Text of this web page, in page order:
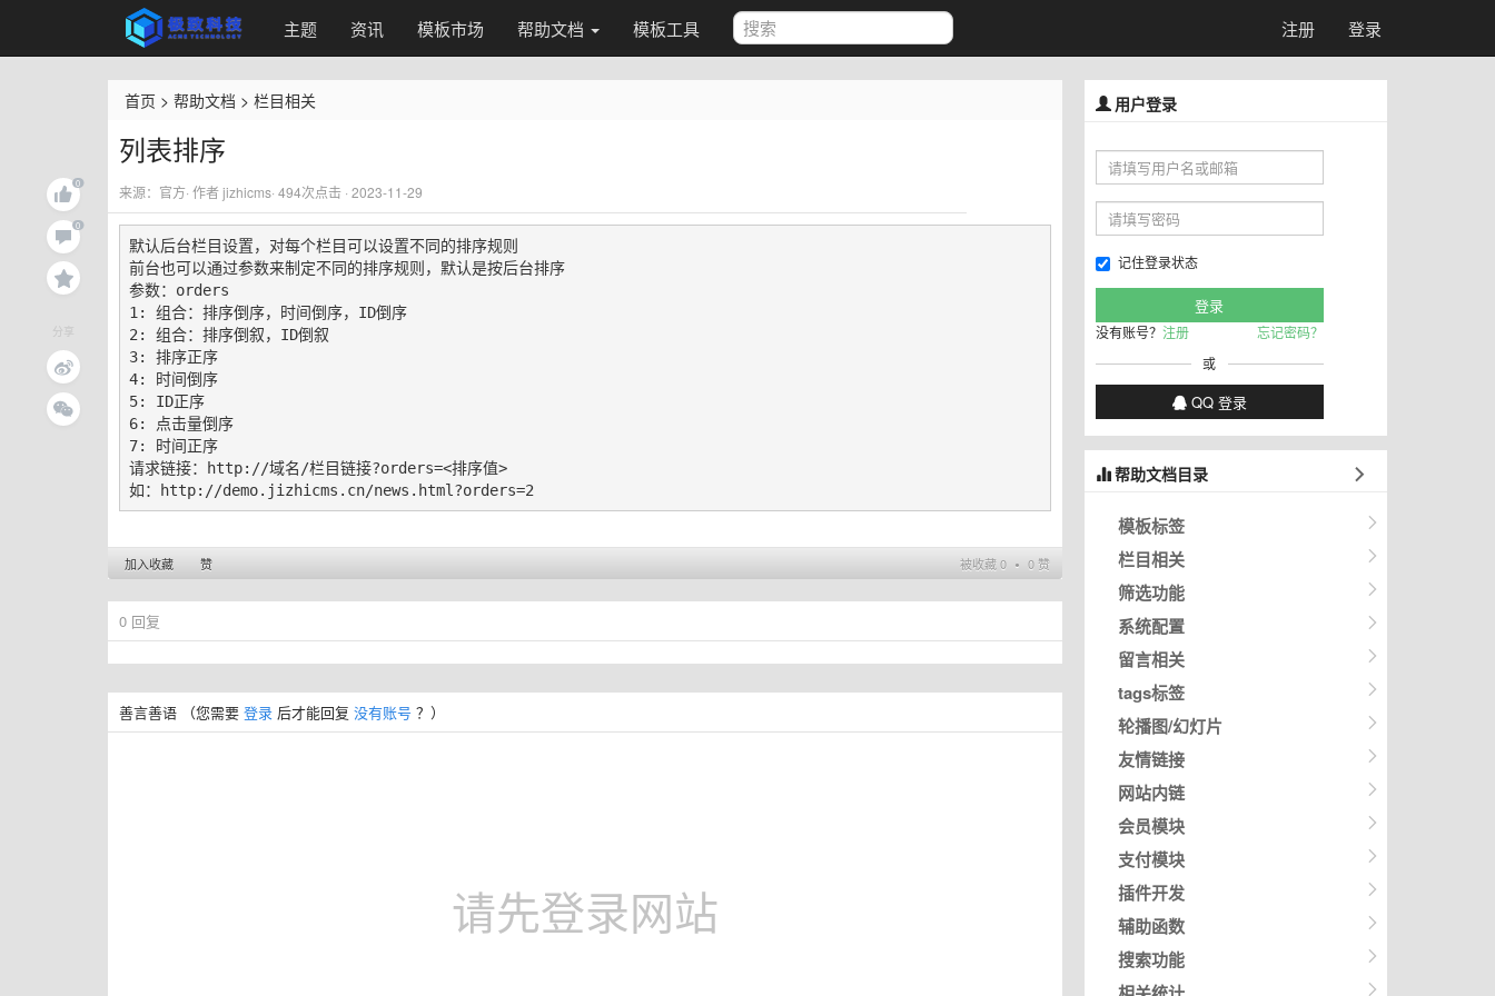
主题 资讯 模板市场 帮助文档 模板工具 注册 登录
首页 > 帮助文档 > 栏目相关
列表排序
来源：官方· 作者 jizhicms· 494次点击 · 2023-11-29
默认后台栏目设置，对每个栏目可以设置不同的排序规则
前台也可以通过参数来制定不同的排序规则，默认是按后台排序
参数：orders
1: 组合：排序倒序，时间倒序，ID倒序
2: 组合：排序倒叙，ID倒叙
3: 排序正序
4: 时间倒序
5: ID正序
6: 点击量倒序
7: 时间正序
请求链接：http://域名/栏目链接?orders=<排序值>
如：http://demo.jizhicms.cn/news.html?orders=2
被收藏 0 ∙ 0 赞
加入收藏 赞
0 回复
善言善语 （您需要 登录 后才能回复 没有账号 ？）
请先登录网站
用户登录
记住登录状态
没有账号？ 注册
忘记密码？
或
QQ 登录
帮助文档目录
模板标签
栏目相关
筛选功能
系统配置
留言相关
tags标签
轮播图/幻灯片
友情链接
网站内链
会员模块
支付模块
插件开发
辅助函数
搜索功能